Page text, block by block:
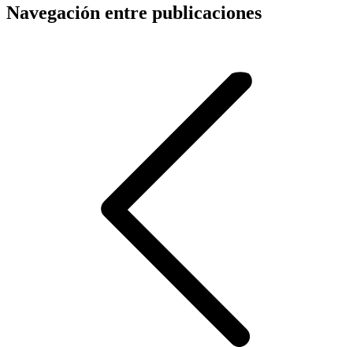
Navegación entre publicaciones